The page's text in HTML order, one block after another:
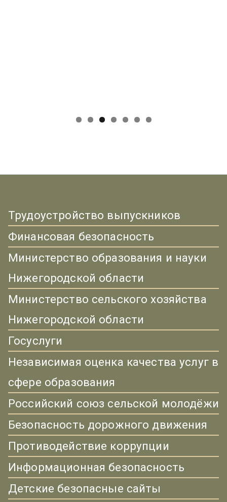
Трудоустройство выпускников
Финансовая безопасность
Министерство образования и науки
Нижегородской области
Министерство сельского хозяйства
Нижегородской области
Госуслуги
Независимая оценка качества услуг в
сфере образования
Российский союз сельской молодёжи
Безопасность дорожного движения
Противодействие коррупции
Информационная безопасность
Детские безопасные сайты